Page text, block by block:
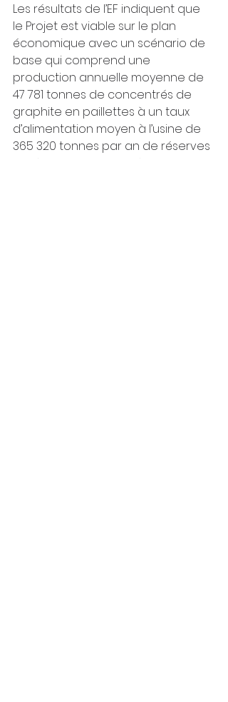
Les résultats de l’EF indiquent que
le Projet est viable sur le plan
économique avec un scénario de
base qui comprend une
production annuelle moyenne de
47 781 tonnes de concentrés de
graphite en paillettes à un taux
d’alimentation moyen à l’usine de
365 320 tonnes par an de réserves